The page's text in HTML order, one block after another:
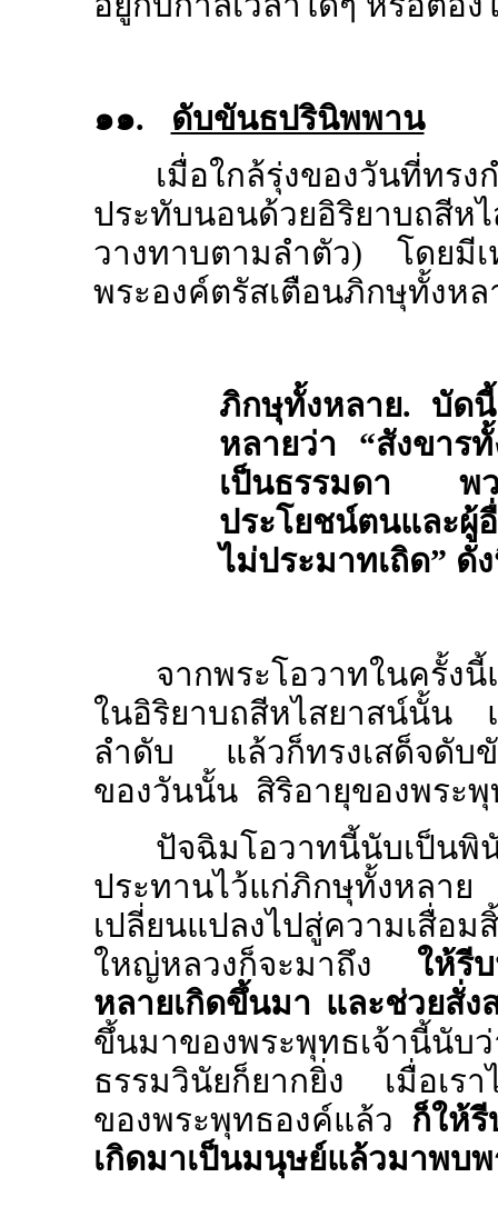
๑๑. ดับขันธปรินิพพาน
เมื่อใกล้รุ่งของวันที่
ประทับนอนด้วยอิริยาบถสี
วางทาบตามลำตัว) โดยมี
พระองค์ตรัสเตือนภิกษุทั้งหล
ภิกษุทั้งหลาย. บัดนี้
หลายว่า “สังขาร
เป็นธรรมดา พ
ประโยชน์ตนและผู้
ไม่ประมาทเถิด” ดั
จากพระโอวาทในครั้ง
ในอิริยาบถสีหไสยาสน์นั้
ลำดับ แล้วก็ทรงเสด็จดับขั
ของวันนั้น สิริอายุของพระ
ปัจฉิมโอวาทนี้นับเป็นพิ
ประทานไว้แก่ภิกษุทั้งหลาย
เปลี่ยนแปลงไปสู่ความเสื่
ใหญ่หลวงก็จะมาถึง ให้รี
หลายเกิดขึ้นมา และช่วยสั่
ขึ้นมาของพระพุทธเจ้านี้นับ
ธรรมวินัยก็ยากยิ่ง เมื่อเรา
ของพระพุทธองค์แล้ว ก็ให้
เกิดมาเป็นมนุษย์แล้วมาพบ